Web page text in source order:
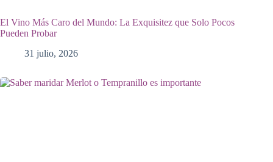
El Vino Más Caro del Mundo: La Exquisitez que Solo Pocos
Pueden Probar
31 julio, 2026